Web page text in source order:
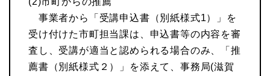
事業者から「受講申込書（別紙様式1）」を
受け付けた市町担当課は、申込書等の内容を審
査し、受講が適当と認められる場合のみ、「推
薦書（別紙様式２）」を添えて、事務局(滋賀